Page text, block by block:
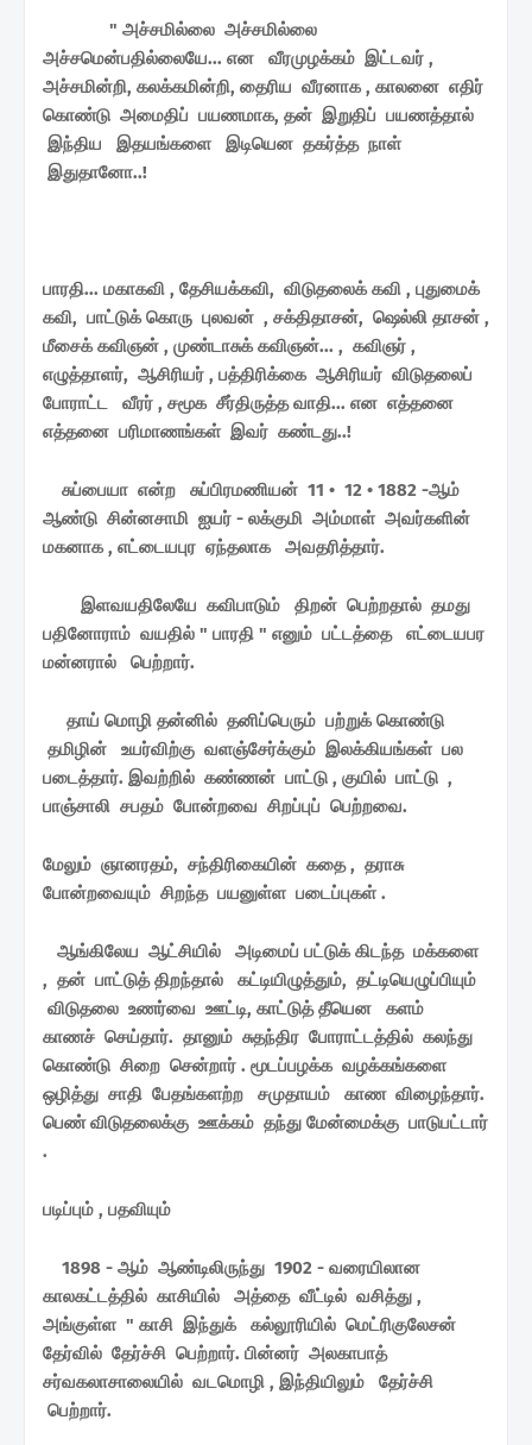
" அச்சமில்லை அச்சமில்லை
அச்சமென்பதில்லையே... என வீரமுழக்கம் இட்டவர் ,
அச்சமின்றி, கலக்கமின்றி, தைரிய வீரனாக , காலனை எதிர்
கொண்டு அமைதிப் பயணமாக, தன் இறுதிப் பயணத்தால்
இந்திய இதயங்களை இடியென தகர்த்த நாள்
இதுதானோ..!
பாரதி... மகாகவி , தேசியக்கவி, விடுதலைக் கவி , புதுமைக்
கவி, பாட்டுக் கொரு புலவன் , சக்திதாசன், ஷெல்லி தாசன் ,
மீசைக் கவிஞன் , முண்டாசுக் கவிஞன்... , கவிஞர் ,
எழுத்தாளர், ஆசிரியர் , பத்திரிக்கை ஆசிரியர் விடுதலைப்
போராட்ட வீரர் , சமூக சீர்திருத்த வாதி... என எத்தனை
எத்தனை பரிமாணங்கள் இவர் கண்டது..!
சுப்பையா என்ற சுப்பிரமணியன் 11 • 12 • 1882 -ஆம்
ஆண்டு சின்னசாமி ஐயர் - லக்குமி அம்மாள் அவர்களின்
மகனாக , எட்டையபுர ஏந்தலாக அவதரித்தார்.
இளவயதிலேயே கவிபாடும் திறன் பெற்றதால் தமது
பதினோராம் வயதில் " பாரதி " எனும் பட்டத்தை எட்டையபர
மன்னரால் பெற்றார்.
தாய் மொழி தன்னில் தனிப்பெரும் பற்றுக் கொண்டு
தமிழின் உயர்விற்கு வளஞ்சேர்க்கும் இலக்கியங்கள் பல
படைத்தார். இவற்றில் கண்ணன் பாட்டு , குயில் பாட்டு ,
பாஞ்சாலி சபதம் போன்றவை சிறப்புப் பெற்றவை.
மேலும் ஞானரதம், சந்திரிகையின் கதை , தராசு
போன்றவையும் சிறந்த பயனுள்ள படைப்புகள் .
ஆங்கிலேய ஆட்சியில் அடிமைப் பட்டுக் கிடந்த மக்களை
, தன் பாட்டுத் திறந்தால் கட்டியிழுத்தும், தட்டியெழுப்பியும்
விடுதலை உணர்வை ஊட்டி, காட்டுத் தீயென களம்
காணச் செய்தார். தானும் சுதந்திர போராட்டத்தில் கலந்து
கொண்டு சிறை சென்றார் . மூடப்பழக்க வழக்கங்களை
ஒழித்து சாதி பேதங்களற்ற சமுதாயம் காண விழைந்தார்.
பெண் விடுதலைக்கு ஊக்கம் தந்து மேன்மைக்கு பாடுபட்டார்
.
படிப்பும் , பதவியும்
1898 - ஆம் ஆண்டிலிருந்து 1902 - வரையிலான
காலகட்டத்தில் காசியில் அத்தை வீட்டில் வசித்து ,
அங்குள்ள " காசி இந்துக் கல்லூரியில் மெட்ரிகுலேசன்
தேர்வில் தேர்ச்சி பெற்றார். பின்னர் அலகாபாத்
சர்வகலாசாலையில் வடமொழி , இந்தியிலும் தேர்ச்சி
பெற்றார்.